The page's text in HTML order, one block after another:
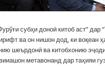
субҳи доноӣ китоб аст” дар
ва он нишон дод, ки воқеан
шеърдонӣ ва китобхонию
метавонанд дар таҳияи